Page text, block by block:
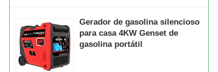
Gerador de gasolina silencioso
para casa 4KW Genset de
gasolina portátil